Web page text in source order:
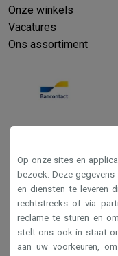
Onze winkels
Vacatures
Ons assortiment
Op onze sites en
bezoek. Deze
en diensten te leveren
rechtstreeks of via
reclame te sturen en
stelt ons ook in staat
aan uw voorkeuren,